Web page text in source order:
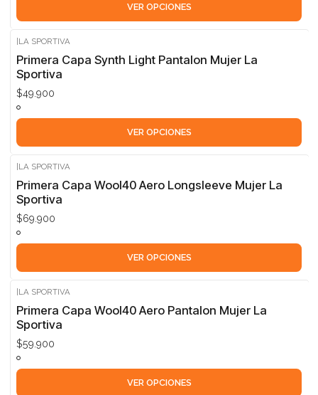
VER OPCIONES
|LA SPORTIVA
Primera Capa Synth Light Pantalon Mujer La
Sportiva
$49.900
VER OPCIONES
LA SPORTIVA
Primera Capa Wool40 Aero Longsleeve Mujer La
Sportiva
$69.900
VER OPCIONES
LA SPORTIVA
Primera Capa Wool40 Aero Pantalon Mujer La
Sportiva
$59.900
VER OPCIONES